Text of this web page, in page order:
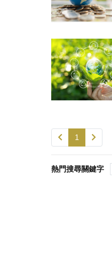
1
熱門搜尋關鍵字